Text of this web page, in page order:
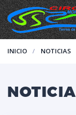
INICIO NOTICIAS